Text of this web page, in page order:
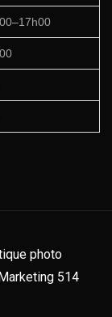
photo
514